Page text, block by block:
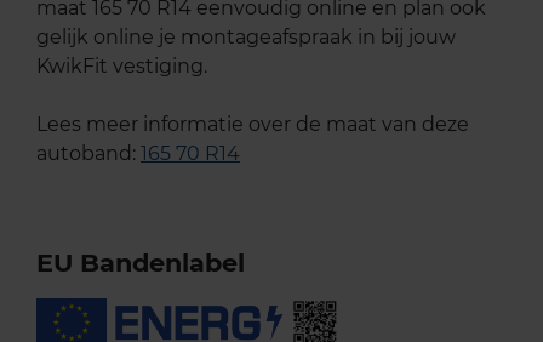
maat 165 70 R14 eenvoudig online en plan ook
gelijk online je montageafspraak in bij jouw
KwikFit vestiging.
Lees meer informatie over de maat van deze
autoband: 165 70 R14
EU Bandenlabel